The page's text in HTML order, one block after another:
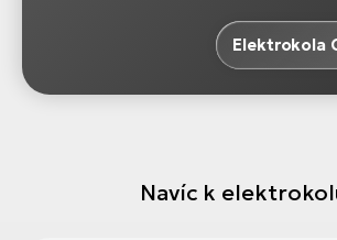
Elektrokola
Navíc k